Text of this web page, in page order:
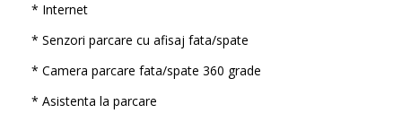
* Internet
* Senzori parcare cu afisaj fata/spate
* Camera parcare fata/spate 360 grade
* Asistenta la parcare